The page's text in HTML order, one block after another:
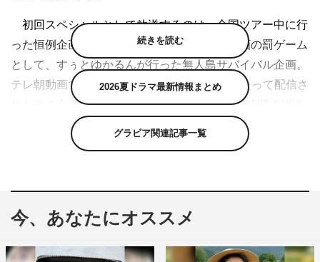
初回スペシャルとして放送するのは、全国ツアー中に行
った恒例企画「サイサイコーナー」の対決企画の罰ゲーム
として、すぅとゆかるんが行った無人島サバイバル企画。
テレ朝動画では2016年10月、11月に3回にわたって配信さ
れたこの企画を、未公開シーンも含めて一挙3時間で放送
無人島生活を甘く見る2人を「無人島なめんじゃねぇ～」
と一喝。無人島では、食糧調達のため、すぅは釣りに、ゆ
う過酷すぎる罰ゲームに挑んだ2人の48時間後の結末
続きを読む
2026夏ドラマ最新情報まとめ
グラビア関連記事一覧
今、あなたにオススメ